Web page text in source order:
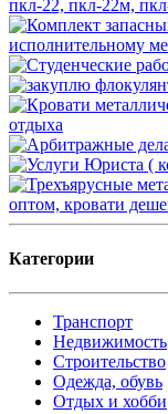
Категории
Транспорт
Недвижимость
Строительство
Одежда, обувь
Отдых и хобби